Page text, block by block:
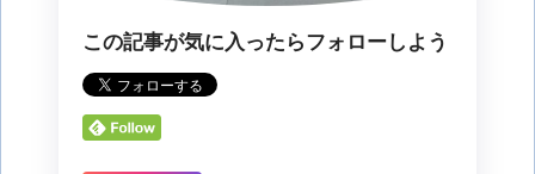
この記事が気に入ったらフォローしよう